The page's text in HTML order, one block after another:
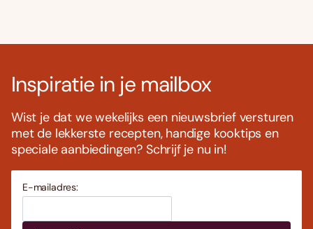
Inspiratie in je mailbox
Wist je dat we wekelijks een nieuwsbrief versturen
met de lekkerste recepten, handige kooktips en
speciale aanbiedingen? Schrijf je nu in!
E-mailadres: